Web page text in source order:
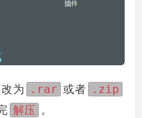
改为 .rar 或者 .zip
解压 。